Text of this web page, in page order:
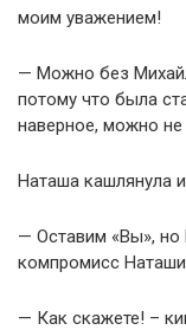
моим уважением!
— Можно без
потому что была
наверное, можно не
Наташа кашлянула
— Оставим «Вы»,
компромисс
— Как скажете! –